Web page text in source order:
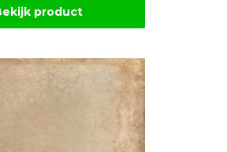
product